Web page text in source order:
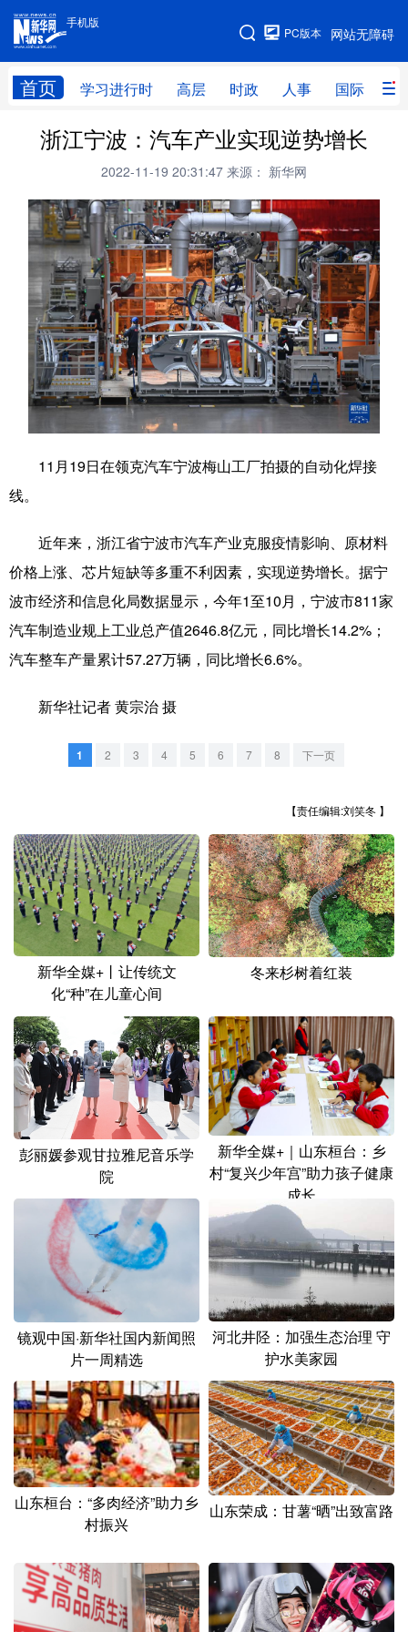
手机版
网站无障碍
PC版本
首页 学习进行时 高层 时政 人事 国际 财
手机版
网站地图
学习进行时 高层 时政 人事
财经 网评
台湾 思客智库 全球连线 教育
科技 科创 量子 体育
文化 书画 健康 军事
访谈 视频 图片 政务
法律 中央文件 金融 汽车
食品 人居 信息化 数字经济
文化产业
地方频道
北京 天津
辽宁
湖南
广东 广西 海南 重庆
四川 贵州 云南 西藏
陕西 甘肃 青海 宁夏
新疆 内蒙古 黑龙江
多语种频道
English Español Français عربى
Русский язык 日本語 한국어
Deutsch Português
浙江宁波：汽车产业实现逆势增长
2022-11-19 20:31:47 来源： 新华网
11月19日在领克汽车宁波梅山工厂拍摄的自动化焊接
线。
近年来，浙江省宁波市汽车产业克服疫情影响、原材料
价格上涨、芯片短缺等多重不利因素，实现逆势增长。据宁
波市经济和信息化局数据显示，今年1至10月，宁波市811家
汽车制造业规上工业总产值2646.8亿元，同比增长14.2%；
汽车整车产量累计57.27万辆，同比增长6.6%。
新华社记者 黄宗治 摄
1 2 3 4 5 6 7 8 下一页
【责任编辑:刘笑冬 】
新华全媒+丨让传统文
化“种”在儿童心间
冬来杉树着红装
彭丽媛参观甘拉雅尼音乐学
院
新华全媒+｜山东桓台：乡
村“复兴少年宫”助力孩子健康
成长
镜观中国·新华社国内新闻照
片一周精选
河北井陉：加强生态治理 守
护水美家园
山东桓台：“多肉经济”助力乡
村振兴
山东荣成：甘薯“晒”出致富路